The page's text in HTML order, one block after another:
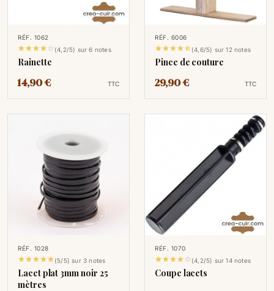
RÉF. 1062
  (4,2/5) sur 6 notes
Rainette
14,90 € TTC
RÉF. 6006
(4,6/5) sur 12 notes
Pince de couture
29,90 € TTC
RÉF. 1028
(5/5) sur 3 notes
Lacet plat 3mm noir 25
mètres
RÉF. 1070
  (4,2/5) sur 14 notes
Coupe lacets